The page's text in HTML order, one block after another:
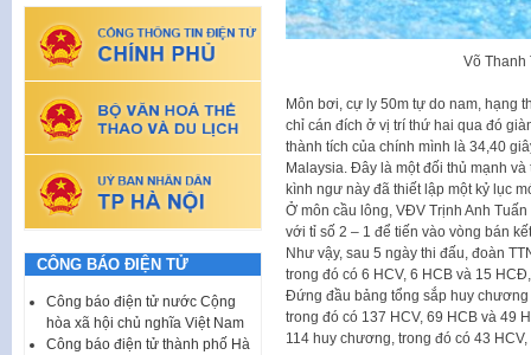
Võ Thanh
Môn bơi, cự ly 50m tự do nam, hạng
chỉ cán đích ở vị trí thứ hai qua đó
thành tích của chính mình là 34,40
Malaysia. Đây là một đối thủ mạnh
kình ngư này đã thiết lập một kỷ lục
Ở môn cầu lông, VĐV Trịnh Anh
với tỉ số 2 – 1 để tiến vào vòng bán
Như vậy, sau 5 ngày thi đấu, đoàn
trong đó có 6 HCV, 6 HCB và 15
Đứng đầu bảng tổng sắp huy
trong đó có 137 HCV, 69 HCB và 49
114 huy chương, trong đó có 43
CÔNG BÁO ĐIỆN TỬ
Công báo điện tử nước Cộng
hòa xã hội chủ nghĩa Việt Nam
Công báo điện tử thành phố Hà